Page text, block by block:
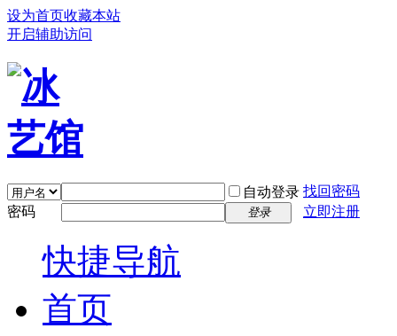
设为首页收藏本站
开启辅助访问
自动登录 找回密码
密码
登录 立即注册
快捷导航
首页